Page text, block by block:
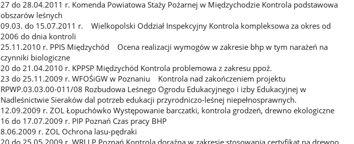
27 do 28.04.2011 r. Komenda Powiatowa Staży Pożarnej w Międzychodzie Kontrola podstawowa
obszarów leśnych
09.03. do 15.07.2011 r. Wielkopolski Oddział Inspekcyjny Kontrola kompleksowa za okres od
2006 do dnia kontroli
25.11.2010 r. PPIS Międzychód Ocena realizacji wymogów w zakresie bhp w tym narażeń na
czynniki biologiczne
20 do 21.04.2010 r. KPPSP Międzychód Kontrola problemowa z zakresu ppoż.
23 do 25.11.2009 r. WFOŚiGW w Poznaniu Kontrola nad zakończeniem projektu
RPWP.03.03.00-011/08 Rozbudowa Leśnego Ogrodu Edukacyjnego i izby Edukacyjnej w
Nadleśnictwie Sieraków dal potrzeb edukacji przyrodniczo-leśnej niepełnosprawnych.
12.09.2009 r. ZOL Łopuchówko Występowanie barczatki, kontrola grodzeń, drewno ekologiczne
16 do 17.07.2009 r. PIP Poznań Czas pracy BHP
8.06.2009 r. ZOL Ochrona lasu-pędraki